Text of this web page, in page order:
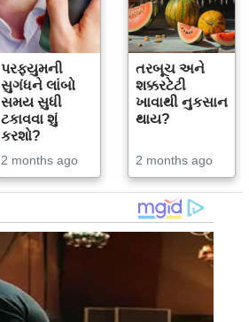
પરફ્યુમની
સુગંધને લાંબો
સમય સુધી
ટકાવવા શું
કરશો?
2 months ago
તરબૂચ અને
શક્કરટેટી
ખાવાથી નુકસાન
થાય?
2 months ago